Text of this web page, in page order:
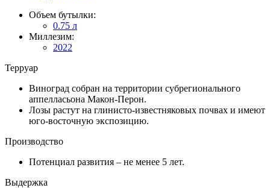
Объем бутылки:
0.75 л
Миллезим:
2022
Терруар
Виноград собран на территории субрегионального
аппелласьона Макон-Перон.
Лозы растут на глинисто-известняковых почвах и имеют
юго-восточную экспозицию.
Производство
Потенциал развития – не менее 5 лет.
Выдержка